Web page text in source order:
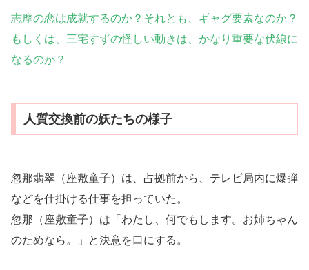
志摩の恋は成就するのか？それとも、ギャグ要素なのか？
もしくは、三宅すずの怪しい動きは、かなり重要な伏線に
なるのか？
人質交換前の妖たちの様子
忽那翡翠（座敷童子）は、占拠前から、テレビ局内に爆弾
などを仕掛ける仕事を担っていた。
忽那（座敷童子）は「わたし、何でもします。お姉ちゃん
のためなら。」と決意を口にする。